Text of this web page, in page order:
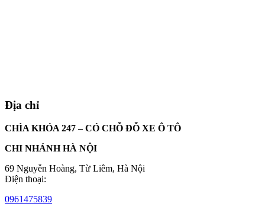
Địa chỉ
CHÌA KHÓA 247 – CÓ CHỖ ĐỖ XE Ô TÔ
CHI NHÁNH HÀ NỘI
69 Nguyễn Hoàng, Từ Liêm, Hà Nội
Điện thoại:
0961475839